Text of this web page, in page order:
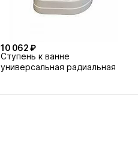
10 062 ₽
Ступень к ванне
универсальная радиальная